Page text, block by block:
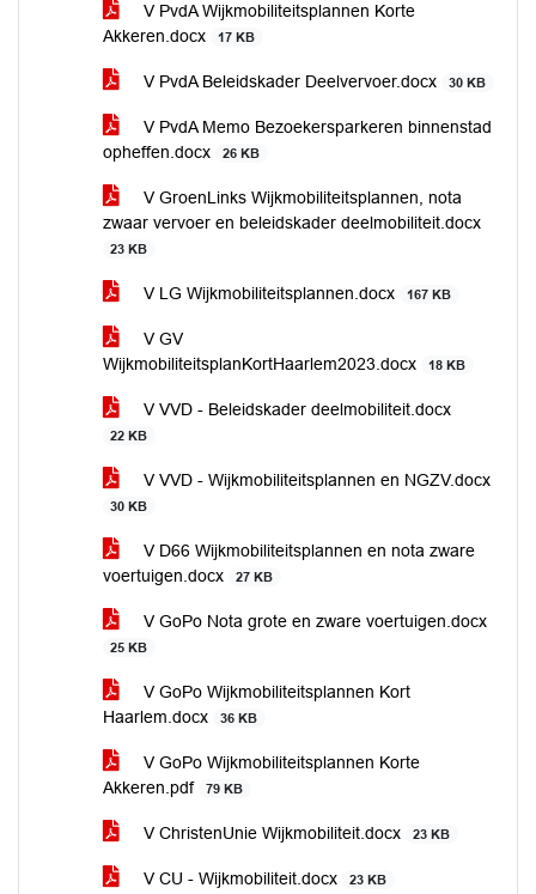
V PvdA Wijkmobiliteitsplannen Korte
Akkeren.docx
17 KB
V PvdA Beleidskader Deelvervoer.docx 30 KB
V PvdA Memo Bezoekersparkeren binnenstad
opheffen.docx
26 KB
V GroenLinks Wijkmobiliteitsplannen, nota
zwaar vervoer en beleidskader deelmobiliteit.docx
23 KB
V LG Wijkmobiliteitsplannen.docx 167 KB
V GV
WijkmobiliteitsplanKortHaarlem2023.docx
18 KB
V VVD - Beleidskader deelmobiliteit.docx
22 KB
V VVD - Wijkmobiliteitsplannen en NGZV.docx
30 KB
V D66 Wijkmobiliteitsplannen en nota zware
voertuigen.docx
27 KB
V GoPo Nota grote en zware voertuigen.docx
25 KB
V GoPo Wijkmobiliteitsplannen Kort
Haarlem.docx
36 KB
V GoPo Wijkmobiliteitsplannen Korte
Akkeren.pdf
79 KB
V ChristenUnie Wijkmobiliteit.docx 23 KB
V CU - Wijkmobiliteit.docx 23 KB